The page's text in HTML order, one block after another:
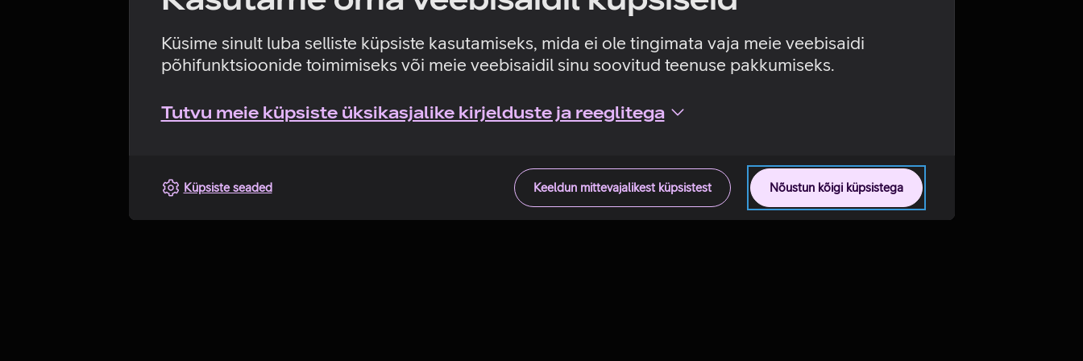
Küsime sinult luba selliste küpsiste kasutamiseks, mida ei ole tingimata vaja meie veebisaidi
põhifunktsioonide toimimiseks või meie veebisaidil sinu soovitud teenuse pakkumiseks.
Tutvu meie küpsiste üksikasjalike kirjelduste ja reeglitega
Nõustun kõigi küpsistega
Keeldun mittevajalikest küpsistest
Küpsiste seaded